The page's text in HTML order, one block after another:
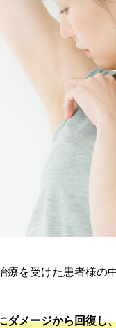
を受けた患者様の
ダメージから回復し